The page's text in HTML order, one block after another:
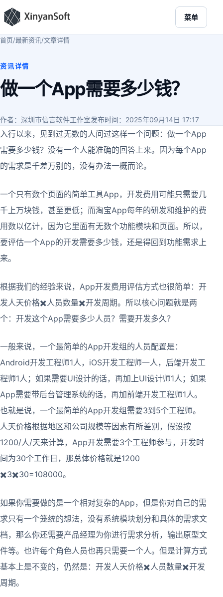
菜单
首页/最新资讯/文章详情
资讯详情
做一个App需要多少钱？
作者：深圳市信言软件工作室发布时间：2025年09月14日 17:17
入行以来，见到过无数的人问过这样一个问题：做一个App
需要多少钱？没有一个人能准确的回答上来。因为每个App
的需求是千差万别的，没有办法一概而论。
一个只有数个页面的简单工具App，开发费用可能只需要几
千上万块钱，甚至更低；而淘宝App每年的研发和维护的费
用数以亿计，因为它里面有无数个功能模块和页面。所以，
要评估一个App的开发需要多少钱，还是得回到功能需求上
来。
根据我们的经验来说，App开发费用评估方式也很简单：开
发人天价格✖️人员数量✖️开发周期。所以核心问题就是两
个：开发这个App需要多少人员？需要开发多久？
一般来说，一个最简单的App开发组的人员配置是：
Android开发工程师1人，iOS开发工程师一人，后端开发工
程师1人；如果需要UI设计的话，再加上UI设计师1人；如果
App需要带后台管理系统的话，再加前端开发工程师1人。
也就是说，一个最简单的App开发组需要3到5个工程师。
人天价格根据地区和公司规模等因素有所差别，假设按
1200/人/天来计算，App开发需要3个工程师参与，开发时
间为30个工作日，那总体价格就是1200
✖️3✖️30=108000。
如果你需要做的是一个相对复杂的App，但是你对自己的需
求只有一个笼统的想法，没有系统模块划分和具体的需求文
档，那么你还需要产品经理为你进行需求分析，输出原型文
件等。也许每个角色人员也再只需要一个人。但是计算方式
基本上是不变的，仍然是：开发人天价格✖️人员数量✖️开发
周期。